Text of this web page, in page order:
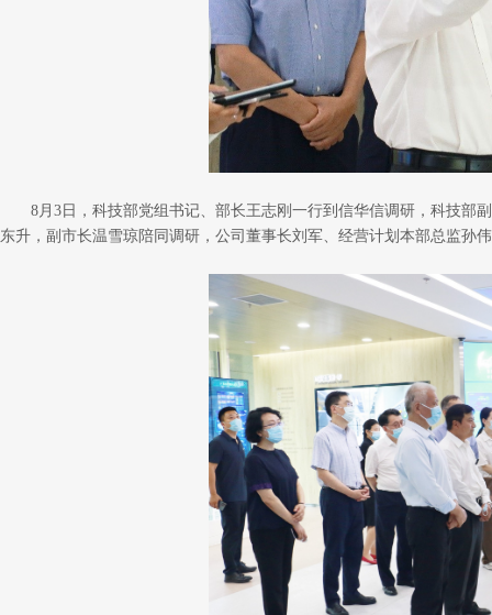
8月3日，科技部党组书记、部长王志刚一行到信华信调研，科技部
东升，副市长温雪琼陪同调研，公司董事长刘军、经营计划本部总监孙